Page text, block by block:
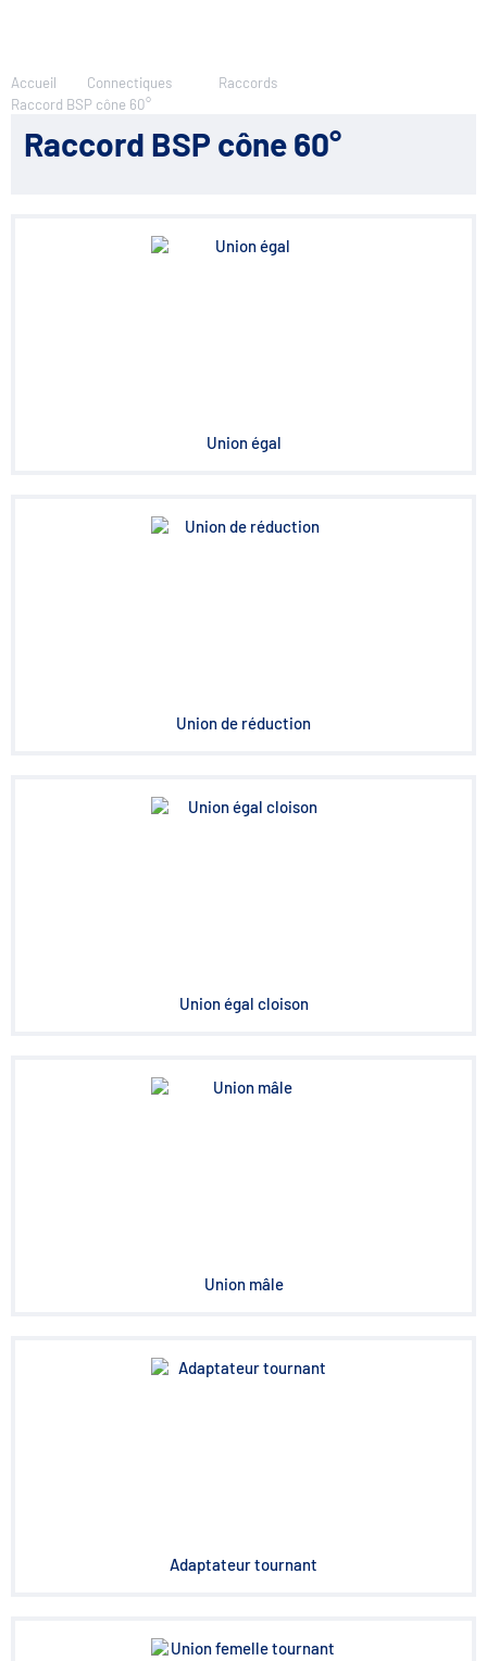
Accueil Connectiques
Raccords
Raccord BSP cône 60°
Raccord BSP cône 60°
Union égal
Union de réduction
Union égal cloison
Union mâle
Adaptateur tournant